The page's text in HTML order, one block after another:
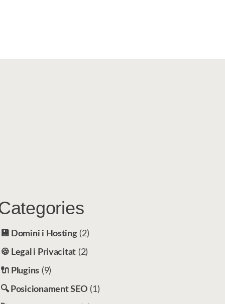
💾 Domini i Hosting(2)
🍪 Legal i Privacitat (2)
🔌 Plugins (9)
🔍 Posicionament SEO (1)